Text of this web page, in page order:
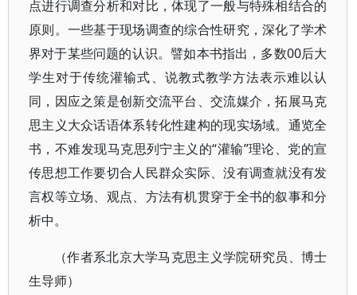
点进行调查分析和对比，体现了一般与特殊相结合的
原则。一些基于现场调查的综合性研究，深化了学术
界对于某些问题的认识。譬如本书指出，多数00后大
学生对于传统灌输式、说教式教学方法表示难以认
同，因应之策是创新交流平台、交流媒介，拓展马克
思主义大众话语体系转化性建构的现实场域。通览全
书，不难发现马克思列宁主义的“灌输”理论、党的宣
传思想工作要切合人民群众实际、没有调查就没有发
言权等立场、观点、方法有机贯穿于全书的叙事和分
析中。
（作者系北京大学马克思主义学院研究员、博士
生导师）